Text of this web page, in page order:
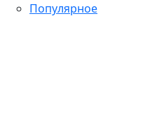
Популярное